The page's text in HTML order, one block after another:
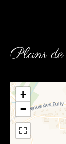
Plans de
+
−